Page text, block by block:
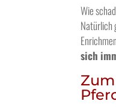
Wie
Natürlich
sich